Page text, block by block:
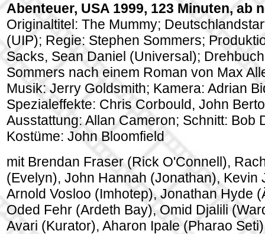
Abenteuer, USA 1999, 123 Minuten, ab
Originaltitel: The Mummy;
(UIP); Regie: Stephen Sommers;
Sacks, Sean Daniel (Universal);
Sommers nach einem Roman von Max
Musik: Jerry Goldsmith; Kamera: Adrian
Spezialeffekte: Chris Corbould, John
Ausstattung: Allan Cameron; Schnitt: Bob
Kostüme: John Bloomfield
mit Brendan Fraser (Rick O'Connell),
(Evelyn), John Hannah (Jonathan), Kevin
Arnold Vosloo (Imhotep), Jonathan Hyde
Oded Fehr (Ardeth Bay), Omid Djalili
Avari (Kurator), Aharon Ipale (Pharao Seti)